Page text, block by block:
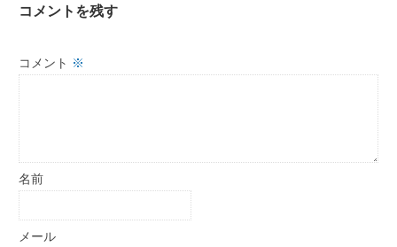
コメントを残す
コメント ※
名前
メール